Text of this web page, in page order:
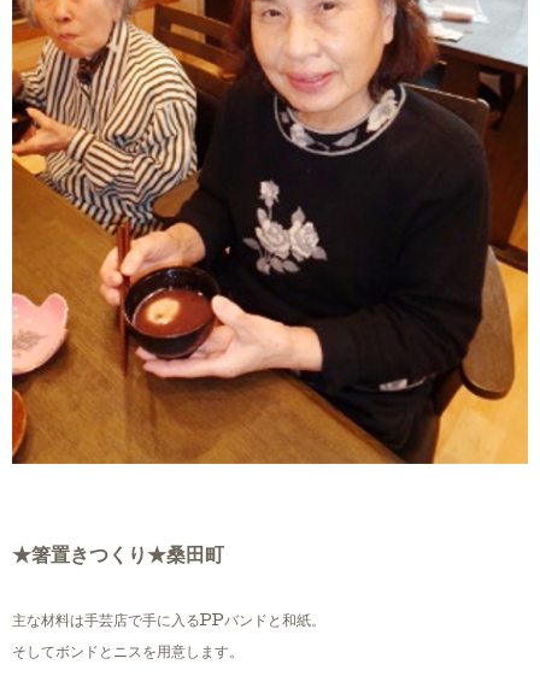
★箸置きつくり★桑田町
主な材料は手芸店で手に入るPPバンドと和紙。
そしてボンドとニスを用意します。